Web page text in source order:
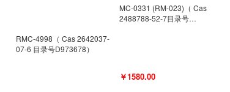
RMC-4998（ Cas 2642037-
07-6 目录号D973678）
MC-0331 (RM-023)（ Cas
2488788-52-7目录号
￥1580.00